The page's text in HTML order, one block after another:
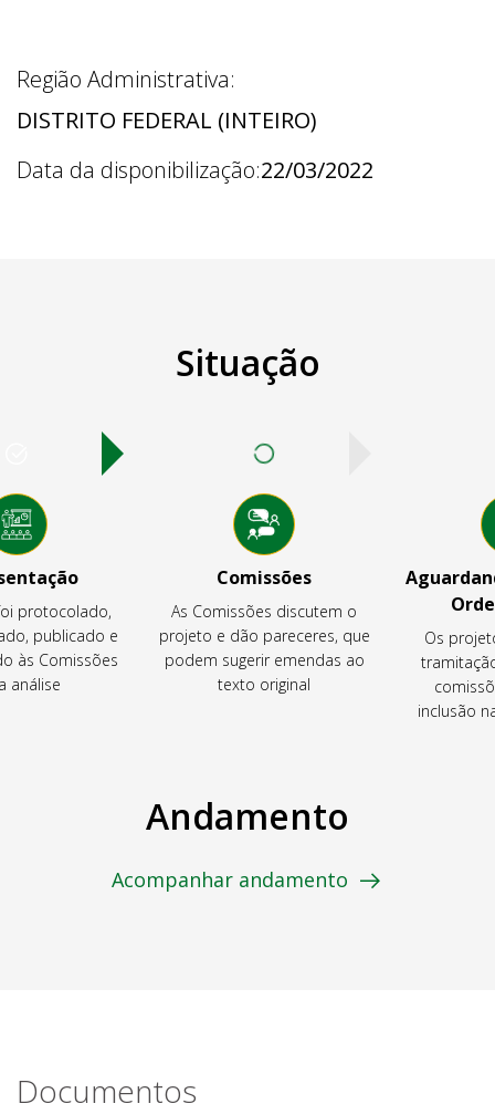
Região Administrativa:
DISTRITO FEDERAL (INTEIRO)
Data da disponibilização:22/03/2022
Situação
protocolado,
publicado e
às Comissões
análise
Comissões
As Comissões discutem o
projeto e dão pareceres, que
podem sugerir emendas ao
texto original
Os
inclusão
Andamento
Acompanhar andamento
Documentos